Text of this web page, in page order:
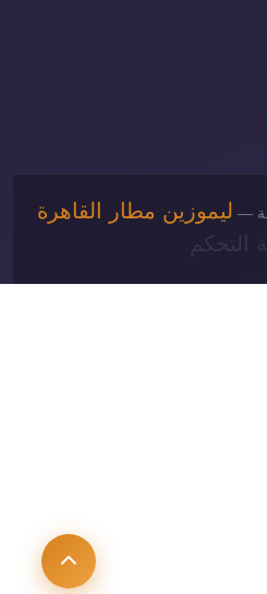
ليموزين مطار القاهرة